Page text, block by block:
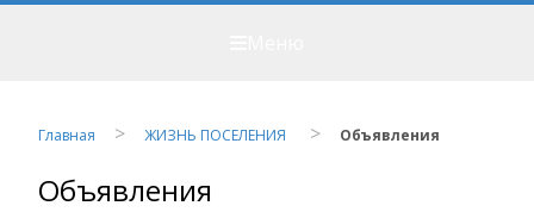
Главная ЖИЗНЬ ПОСЕЛЕНИЯ Объявления
Объявления